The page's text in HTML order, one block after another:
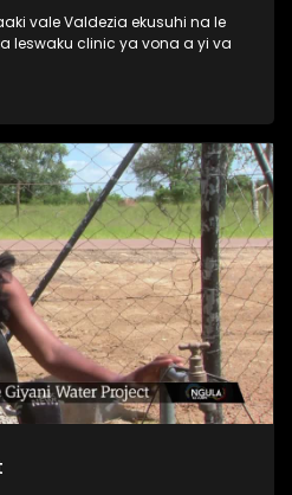
ekusuhi na le
leswaku clinic ya vona a yi va